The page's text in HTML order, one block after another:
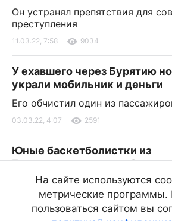
Он устранял препятствия для
преступления
11.03.22, 7:58 9034
У ехавшего через Бурятию
украли мобильник и деньги
Его обчистил один из
03.03.22, 4:07 2591
Юные баскетболистки из
Бурятии впервые пробились
финал Первенства России
Они стали лучшими по итогам
Новосибирске
На сайте используются
метрические
пользоваться сайтом вы